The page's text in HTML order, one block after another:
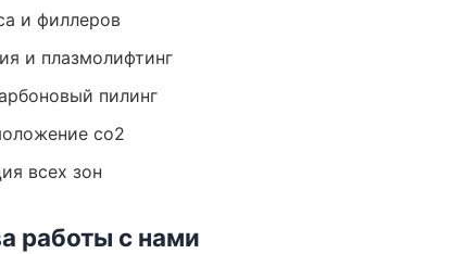
и филлеров
и плазмолифтинг
пилинг
co2
всех зон
работы с нами